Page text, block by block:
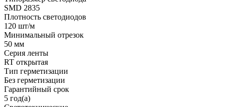
SMD 2835
Плотность светодиодов
120 шт/м
Минимальный отрезок
50 мм
Серия ленты
RT открытая
Тип герметизации
Без герметизации
Гарантийный срок
5 год(а)